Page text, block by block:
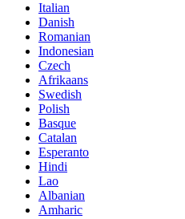
Italian
Danish
Romanian
Indonesian
Czech
Afrikaans
Swedish
Polish
Basque
Catalan
Esperanto
Hindi
Lao
Albanian
Amharic